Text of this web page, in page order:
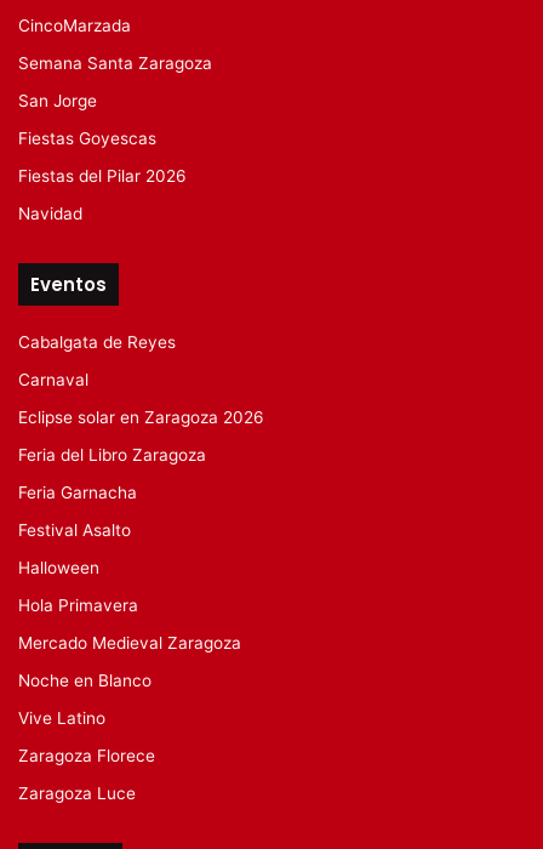
CincoMarzada
Semana Santa Zaragoza
San Jorge
Fiestas Goyescas
Fiestas del Pilar 2026
Navidad
Eventos
Cabalgata de Reyes
Carnaval
Eclipse solar en Zaragoza 2026
Feria del Libro Zaragoza
Feria Garnacha
Festival Asalto
Halloween
Hola Primavera
Mercado Medieval Zaragoza
Noche en Blanco
Vive Latino
Zaragoza Florece
Zaragoza Luce